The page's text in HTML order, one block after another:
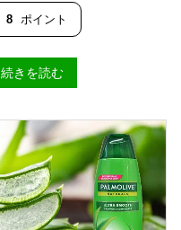
8 ポイント
続きを読む